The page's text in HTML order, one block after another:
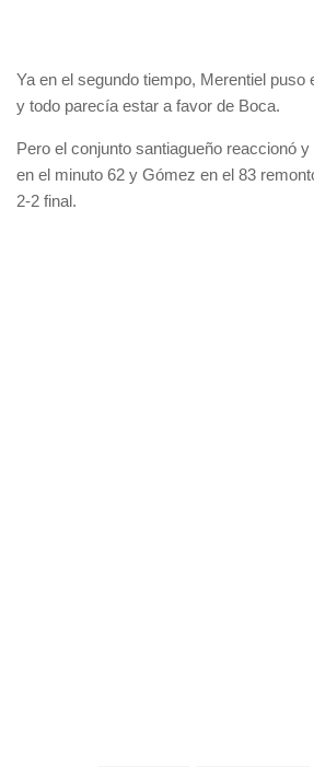
Ya en el segundo tiempo, Merentiel puso
y todo parecía estar a favor de Boca.
Pero el conjunto santiagueño reaccionó
en el minuto 62 y Gómez en el 83
2-2 final.